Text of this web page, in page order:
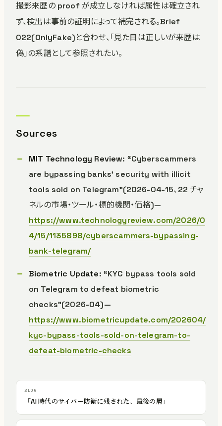
撮影来歴の proof が成立しなければ属性は確立され
ず、検出は事前の証明によって補完される。Brief
022(OnlyFake)と合わせ、「見た目は正しいが来歴は
偽」の系譜として参照されたい。
Sources
MIT Technology Review: “Cyberscammers
are bypassing banks’ security with illicit
tools sold on Telegram”(2026-04-15、22 チャ
ネルの市場・ツール・標的機関・価格)—
https://www.technologyreview.com/2026/0
4/15/1135898/cyberscammers-bypassing-
bank-telegram/
Biometric Update: “KYC bypass tools sold
on Telegram to defeat biometric
checks”(2026-04)—
https://www.biometricupdate.com/202604/
kyc-bypass-tools-sold-on-telegram-to-
defeat-biometric-checks
「AI 時代のサイバー防衛に残された、最後の層」